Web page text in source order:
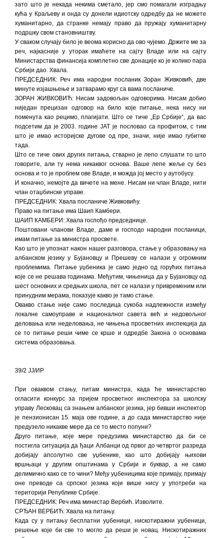
зато што је некада некима сметало, јер смо помагали изградњу
кућа у Краљеву и онда су донели идиотску одредбу да не можете
хуманитарно, да странке немају право да пружају хуманитарну
подршку свом становништву.
У сваком случају било је веома корисно да ово чујемо. Држите ме за
реч, најкасније у уторак имаћете на сајту Владе или на сајту
Министарства финансија комплетно све донације ко је колико пара
Србији дао. Хвала.
ПРЕДСЕДНИК: Реч има народни посланик Зоран Живковић, две
минуте изјашњење и затварамо круг са вама посланиче.
ЗОРАН ЖИВКОВИЋ: Нисам задовољан одговорима. Нисам добио
ниједан прецизан одговор на било које питање, нека нису ни
поменута као рецимо, плагијати. Што се тиче „Ер Србије“, да вас
подсетим да је 2003. године ЈАТ је пословао са профитом, с тим
што је имао историјске дугове од пре, значи, није имао губитке
тада.
Што се тиче ових других питања, стварно је лепо слушати то што
говорите, али ту нема никаквог основа. Ваше лепе жеље су без
основа и то је проблем ове Владе, и можда јој место у аутобусу.
И коначно, немојте да вичете на мене. Нисам ни члан Владе, нити
члан отаџбинске управе.
ПРЕДСЕДНИК: Хвала посланиче Живковићу.
Право на питање има Шаип Камбери.
ШАИП КАМБЕРИ: Хвала госпођо председнице.
Поштовани чланови Владе, даме и господо народни посланици,
имам питање за министра просвете.
Као што је упознат након нашег разговора, стање у образовању на
албанском језику у Бујановцу и Прешеву се налази у огромним
проблемима. Питање уџбеника је само једно од горућих питања
које се не решава годинама. Међутим, чињеница да у Бујановцу од
шест основних и средњих школа, пет се налази у привременим или
принудним мерама, показује какво је тамо стање.
Овакво стање није само последица сукоба надлежности између
локалне самоуправе и националног савета већ и недовољног
деловања или неделовања, не чињења просветних инспекција да
се то питање реши чиме се крше и одредбе Закона о основама
система образовања.
39/2 ЈЈ/ИР
При оваквом стању, питам министра, када ће министарство
огласити конкурс за пријем просветног инспектора за школску
управу Лесковац са знањем албанског језика, јер бивши инспектор
је пензионисан 15. маја ове године, а до сада министарство није
предузело никакве мере да се то место попуни?
Друго питање, које мере предузима министарство да би се
постигла ситуација да ђаци Албанци од првог до четвртог разреда
добијају апсолутно све уџбенике, као што добијају њихови
вршњаци у другим општинама у Србији и буквар, а не само
делимично како се то чини? Међу уџбеницима које примају, примају
оне преводе са српског језика који више нису у употреби на
територији Републике Србије.
ПРЕДСЕДНИК: Реч има министар Вербић. Изволите.
СРЂАН ВЕРБИЋ: Хвала на питању.
Када су у питању бесплатни уџбеници, нискотиражни уџбеници,
решење које би све то могло да реши је новац. Нискотиражних